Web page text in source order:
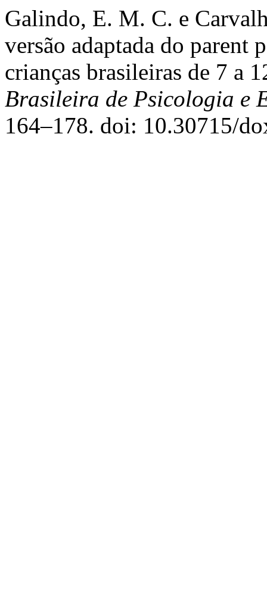
Galindo, E. M. C. e
versão adaptada do parent
crianças brasileiras de 7 a
Brasileira de Psicologia e
164–178. doi: 10.30715/